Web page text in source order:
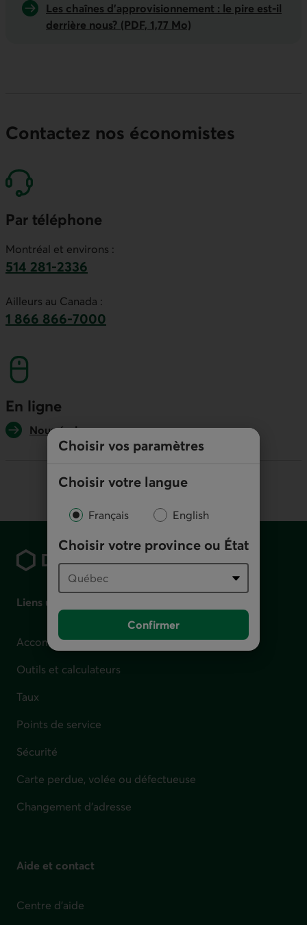
Choisir vos paramètres
Choisir votre langue
Français English
Choisir votre province ou État
Confirmer
Les chaînes d’approvisionnement : le pire est-il
derrière nous? (PDF, 1,77 Mo)
Contactez nos économistes
Par téléphone
Montréal et environs :
514 281-2336
Ailleurs au Canada :
1 866 866-7000
En ligne
Nous écrire
Liens utiles
Accompagnement en cas de difficulté financière
Outils et calculateurs
Taux
Points de service
Sécurité
Carte perdue, volée ou défectueuse
Changement d'adresse
Aide et contact
Centre d'aide